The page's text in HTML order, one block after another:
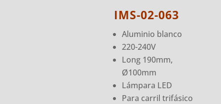
IMS-02-063
Aluminio blanco
220-240V
Long 190mm,
Ø100mm
Lámpara LED
Para carril trifásico